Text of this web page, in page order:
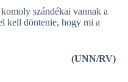
szándékai vannak a
kell döntenie, hogy mi a
(UNN/RV)